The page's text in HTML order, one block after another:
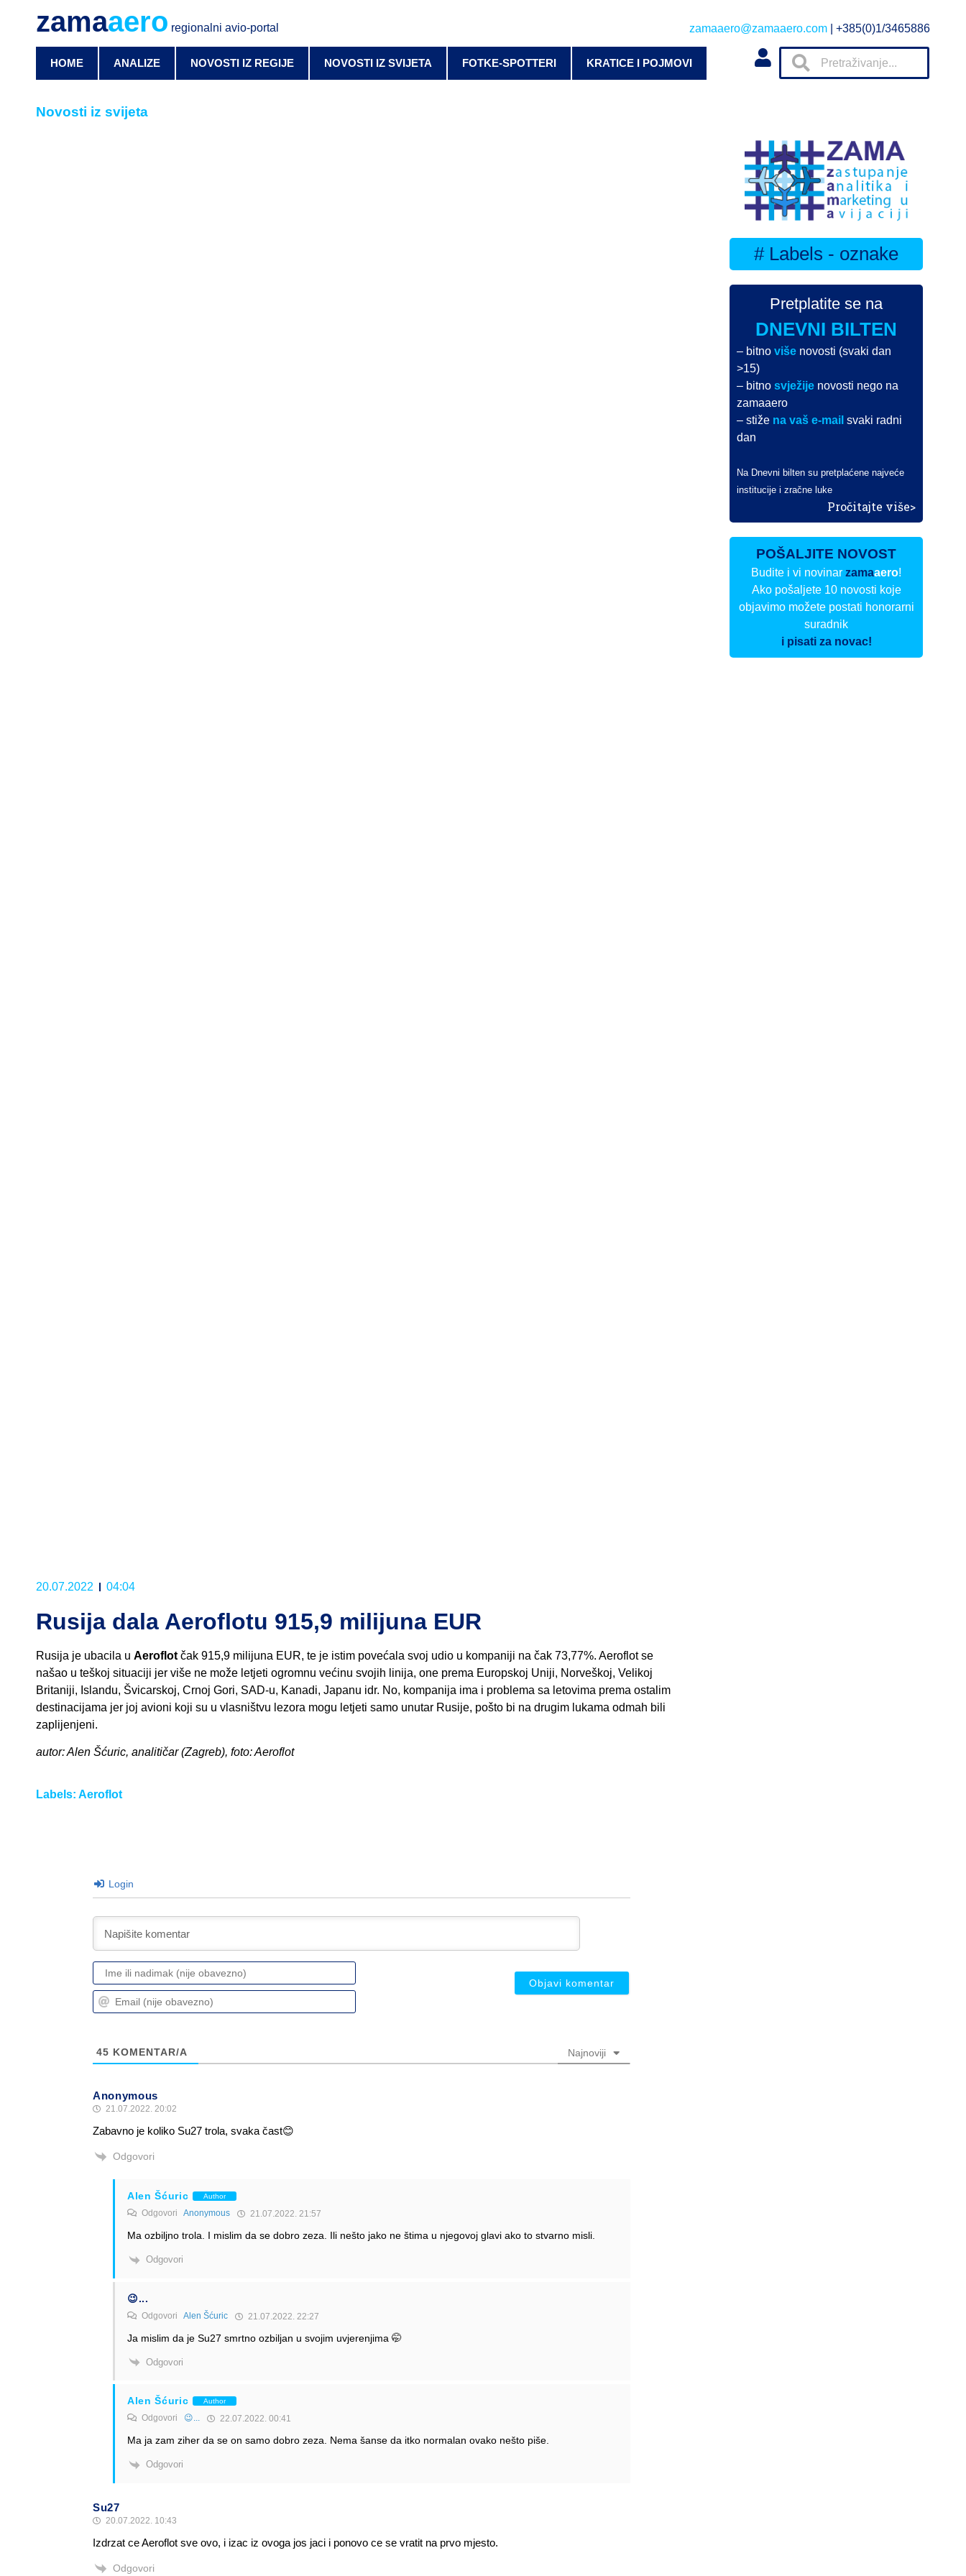
zamaaero regionalni avio-portal zamaaero@zamaaero.com | +385(0)1/3465886
HOME ANALIZE NOVOSTI IZ REGIJE NOVOSTI IZ SVIJETA FOTKE-SPOTTERI KRATICE I POJMOVI
Novosti iz svijeta
20.07.2022 04:04
Rusija dala Aeroflotu 915,9 milijuna EUR
Rusija je ubacila u Aeroflot čak 915,9 milijuna EUR, te je istim povećala svoj udio u kompaniji na čak 73,77%. Aeroflot se
našao u teškoj situaciji jer više ne može letjeti ogromnu većinu svojih linija, one prema Europskoj Uniji, Norveškoj, Velikoj
Britaniji, Islandu, Švicarskoj, Crnoj Gori, SAD-u, Kanadi, Japanu idr. No, kompanija ima i problema sa letovima prema ostalim
destinacijama jer joj avioni koji su u vlasništvu lezora mogu letjeti samo unutar Rusije, pošto bi na drugim lukama odmah bili
zaplijenjeni.
autor: Alen Šćuric, analitičar (Zagreb), foto: Aeroflot
Labels: Aeroflot
Login
Ime
ili
nadimak
Email
(nije
45 KOMENTAR/A Najnoviji
Anonymous
21.07.2022. 20:02
Zabavno je koliko Su27 trola, svaka čast😊
Odgovori
Alen Šćuric Author
Odgovori Anonymous 21.07.2022. 21:57
Ma ozbiljno trola. I mislim da se dobro zeza. Ili nešto jako ne štima u njegovoj glavi ako to stvarno misli.
Odgovori
😉...
Odgovori Alen Šćuric 21.07.2022. 22:27
Ja mislim da je Su27 smrtno ozbiljan u svojim uvjerenjima 🤭
Odgovori
Alen Šćuric Author
Odgovori 😉... 22.07.2022. 00:41
Ma ja zam ziher da se on samo dobro zeza. Nema šanse da itko normalan ovako nešto piše.
Odgovori
Su27
20.07.2022. 10:43
Izdrzat ce Aeroflot sve ovo, i izac iz ovoga jos jaci i ponovo ce se vratit na prvo mjesto.
Odgovori
# Labels - oznake
Pretplatite se na
DNEVNI BILTEN
– bitnoviše novosti (svaki dan
>15)
– bitnosvježije novosti nego na
zamaaero
– stiže na vaš e-mail svaki radni
dan
Na Dnevni bilten su pretplaćene najveće
institucije i zračne luke
Pročitajte više>
POŠALJITE NOVOST
Budite i vi novinarzamaaero!
Ako pošaljete 10 novosti koje
objavimo možete postati honorarni
suradnik
i pisati za novac!